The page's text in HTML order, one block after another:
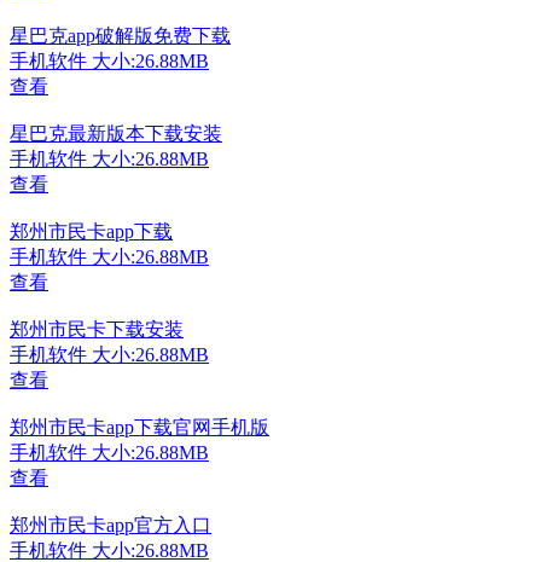
星巴克app破解版免费下载
手机软件 大小:26.88MB
查看
星巴克最新版本下载安装
手机软件 大小:26.88MB
查看
郑州市民卡app下载
手机软件 大小:26.88MB
查看
郑州市民卡下载安装
手机软件 大小:26.88MB
查看
郑州市民卡app下载官网手机版
手机软件 大小:26.88MB
查看
郑州市民卡app官方入口
手机软件 大小:26.88MB